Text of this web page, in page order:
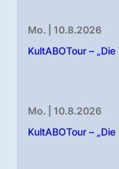
Mo. | 10.8.2026
KultABOTour –
Mo. | 10.8.2026
KultABOTour –